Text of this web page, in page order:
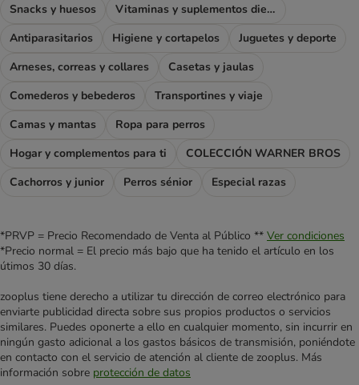
Snacks y huesos
Vitaminas y suplementos dietéticos
Antiparasitarios
Higiene y cortapelos
Juguetes y deporte
Arneses, correas y collares
Casetas y jaulas
Comederos y bebederos
Transportines y viaje
Camas y mantas
Ropa para perros
Hogar y complementos para ti
COLECCIÓN WARNER BROS
Cachorros y junior
Perros sénior Especial razas
*PRVP = Precio Recomendado de Venta al Público ** Ver condiciones
*Precio normal = El precio más bajo que ha tenido el artículo en los
útimos 30 días.
zooplus tiene derecho a utilizar tu dirección de correo electrónico para
enviarte publicidad directa sobre sus propios productos o servicios
similares. Puedes oponerte a ello en cualquier momento, sin incurrir en
ningún gasto adicional a los gastos básicos de transmisión, poniéndote
en contacto con el servicio de atención al cliente de zooplus. Más
información sobre protección de datos